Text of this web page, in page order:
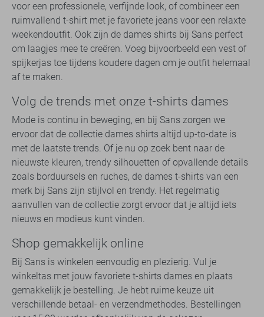
voor een professionele, verfijnde look, of combineer een
ruimvallend t-shirt met je favoriete jeans voor een relaxte
weekendoutfit. Ook zijn de dames shirts bij Sans perfect
om laagjes mee te creëren. Voeg bijvoorbeeld een vest of
spijkerjas toe tijdens koudere dagen om je outfit helemaal
af te maken.
Volg de trends met onze t-shirts dames
Mode is continu in beweging, en bij Sans zorgen we
ervoor dat de collectie dames shirts altijd up-to-date is
met de laatste trends. Of je nu op zoek bent naar de
nieuwste kleuren, trendy silhouetten of opvallende details
zoals borduursels en ruches, de dames t-shirts van een
merk bij Sans zijn stijlvol en trendy. Het regelmatig
aanvullen van de collectie zorgt ervoor dat je altijd iets
nieuws en modieus kunt vinden.
Shop gemakkelijk online
Bij Sans is winkelen eenvoudig en plezierig. Vul je
winkeltas met jouw favoriete t-shirts dames en plaats
gemakkelijk je bestelling. Je hebt ruime keuze uit
verschillende betaal- en verzendmethodes. Bestellingen